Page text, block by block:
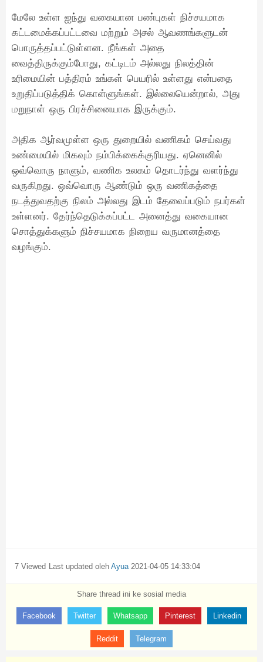
மேலே உள்ள ஐந்து வகையான பண்புகள் நிச்சயமாக
கட்டமைக்கப்பட்டவை மற்றும் அசல் ஆவணங்களுடன்
பொருத்தப்பட்டுள்ளன. நீங்கள் அதை
வைத்திருக்கும்போது, கட்டிடம் அல்லது நிலத்தின்
உரிமையின் பத்திரம் உங்கள் பெயரில் உள்ளது என்பதை
உறுதிப்படுத்திக் கொள்ளுங்கள். இல்லையென்றால், அது
மறுநாள் ஒரு பிரச்சினையாக இருக்கும்.
அதிக ஆர்வமுள்ள ஒரு துறையில் வணிகம் செய்வது
உண்மையில் மிகவும் நம்பிக்கைக்குரியது. ஏனெனில்
ஒவ்வொரு நாளும், வணிக உலகம் தொடர்ந்து வளர்ந்து
வருகிறது. ஒவ்வொரு ஆண்டும் ஒரு வணிகத்தை
நடத்துவதற்கு நிலம் அல்லது இடம் தேவைப்படும் நபர்கள்
உள்ளனர். தேர்ந்தெடுக்கப்பட்ட அனைத்து வகையான
சொத்துக்களும் நிச்சயமாக நிறைய வருமானத்தை
வழங்கும்.
7 Viewed Last updated oleh Ayua 2021-04-05 14:33:04
Share thread ini ke sosial media
Facebook Twitter Whatsapp Pinterest Linkedin
Reddit Telegram